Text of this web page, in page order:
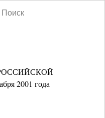
Поиск
2001 года